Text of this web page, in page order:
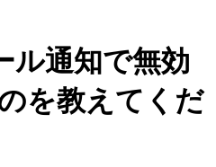
ル通知で無効
を教えてくだ